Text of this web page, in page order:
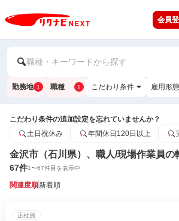
会員
職種・キーワードから探す
勤務地 1 職種 1 こだわり条件 雇用形態
こだわり条件の追加設定を忘れていませんか？
土日祝休み
年間休日120日以上
金沢市（石川県）、職人/現場作業員の
67件1〜67件目を表示中
関連度順新着順
正社員